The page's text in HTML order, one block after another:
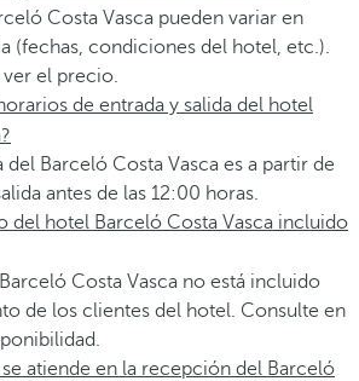
Costa Vasca pueden variar en
(fechas, condiciones del hotel, etc.).
ver el precio.
de entrada y salida del hotel
del Barceló Costa Vasca es a partir de
antes de las 12:00 horas.
del hotel Barceló Costa Vasca incluido
Costa Vasca no está incluido
de los clientes del hotel. Consulte en
se atiende en la recepción del Barceló